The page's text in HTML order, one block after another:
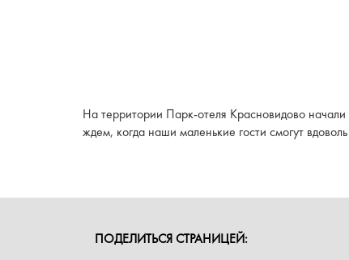
На территории Парк-отеля Красновидово
ждем, когда наши маленькие гости смогут
ПОДЕЛИТЬСЯ СТРАНИЦЕЙ: